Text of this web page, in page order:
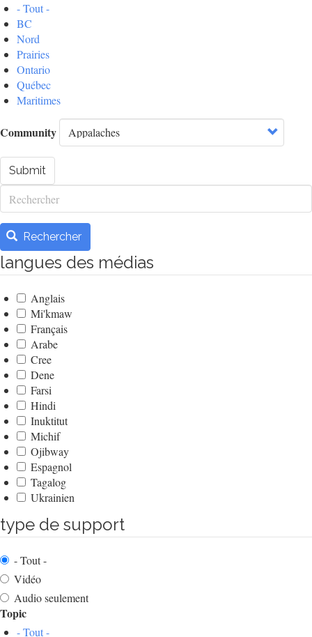
- Tout -
BC
Nord
Prairies
Ontario
Québec
Maritimes
Community
Submit
Rechercher
Rechercher
langues des médias
Anglais
Mi'kmaw
Français
Arabe
Cree
Dene
Farsi
Hindi
Inuktitut
Michif
Ojibway
Espagnol
Tagalog
Ukrainien
type de support
- Tout -
Vidéo
Audio seulement
Topic
- Tout -